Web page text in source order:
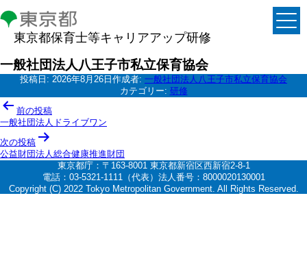
東京都保育士等キャリアアップ研修
一般社団法人八王子市私立保育協会
投稿日: 2026年8月26日 作成者: 一般社団法人八王子市私立保育協会
カテゴリー: 研修
投
稿
ナ
ビ
ー
前の投稿
一般社団法人ドライブワン
次の投稿
公益財団法人総合健康推進財団
東京都庁：〒163-8001 東京都新宿区西新宿2-8-1
電話：03-5321-1111（代表）法人番号：8000020130001
Copyright (C) 2022 Tokyo Metropolitan Government. All Rights Reserved.